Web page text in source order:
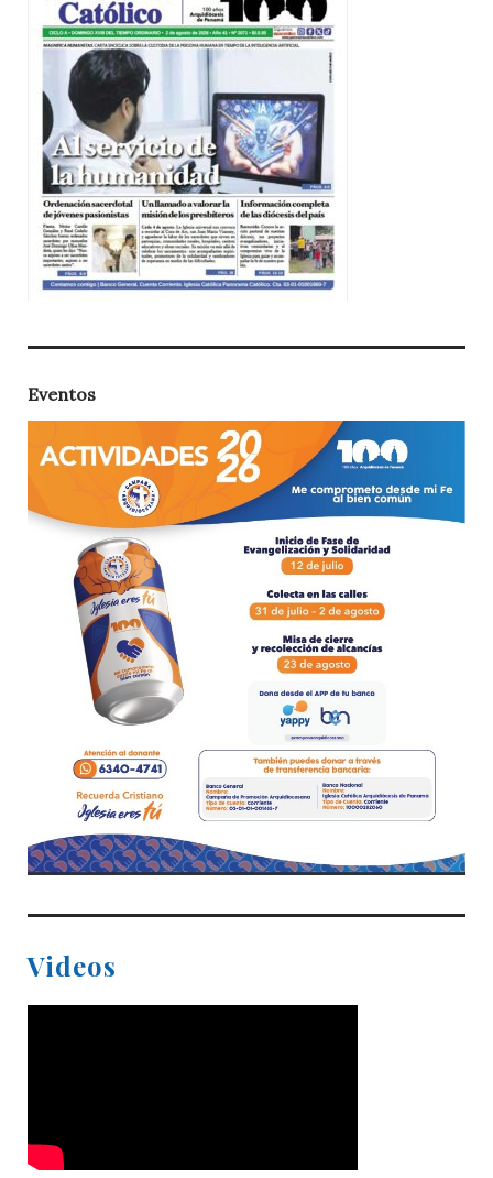
Eventos
Videos